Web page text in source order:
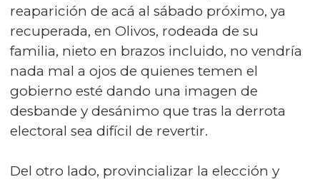
reaparición de acá al sábado próximo, ya
recuperada, en Olivos, rodeada de su
familia, nieto en brazos incluido, no vendría
nada mal a ojos de quienes temen el
gobierno esté dando una imagen de
desbande y desánimo que tras la derrota
electoral sea difícil de revertir.
Del otro lado, provincializar la elección y